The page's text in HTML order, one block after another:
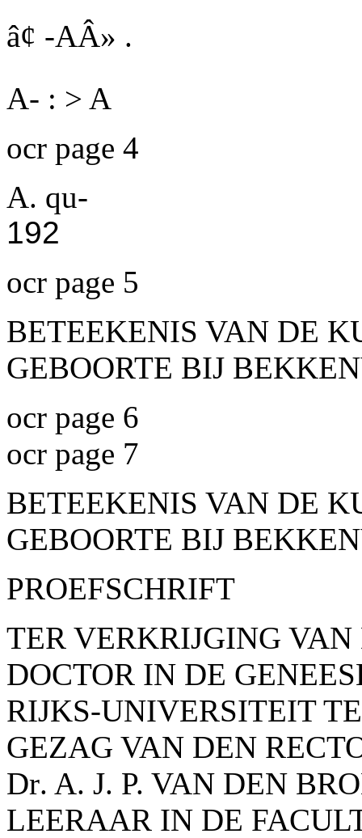
â¢ -AÂ» .
A- : > A
ocr page 4
A. qu-
192
ocr page 5
BETEEKENIS VAN DE
GEBOORTE BIJ
ocr page 6
ocr page 7
BETEEKENIS VAN DE
GEBOORTE BIJ
PROEFSCHRIFT
TER VERKRIJGING
DOCTOR IN DE
RIJKS-UNIVERSITEIT
GEZAG VAN DEN
Dr. A. J. P. VAN DEN
LEERAAR IN DE